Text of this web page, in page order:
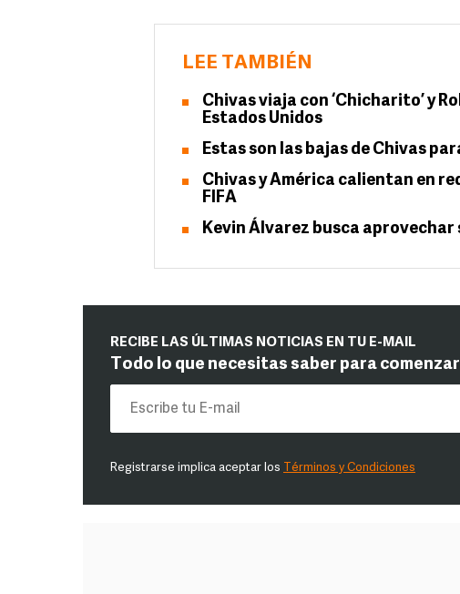
LEE TAMBIÉN
Chivas viaja con ‘Chicharito’ y
Estados Unidos
Estas son las bajas de Chivas
Chivas y América calientan en
FIFA
Kevin Álvarez busca
RECIBE LAS ÚLTIMAS NOTICIAS EN TU E-MAIL
Todo lo que necesitas saber para
Registrarse implica aceptar los Términos y Condiciones